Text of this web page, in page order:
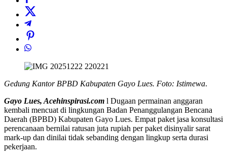
Gedung Kantor BPBD Kabupaten Gayo Lues. Foto: Istimewa.
Gayo Lues, Acehinspirasi.com l Dugaan permainan anggaran
kembali mencuat di lingkungan Badan Penanggulangan Bencana
Daerah (BPBD) Kabupaten Gayo Lues. Empat paket jasa konsultasi
perencanaan bernilai ratusan juta rupiah per paket disinyalir sarat
mark-up dan dinilai tidak sebanding dengan lingkup serta durasi
pekerjaan.